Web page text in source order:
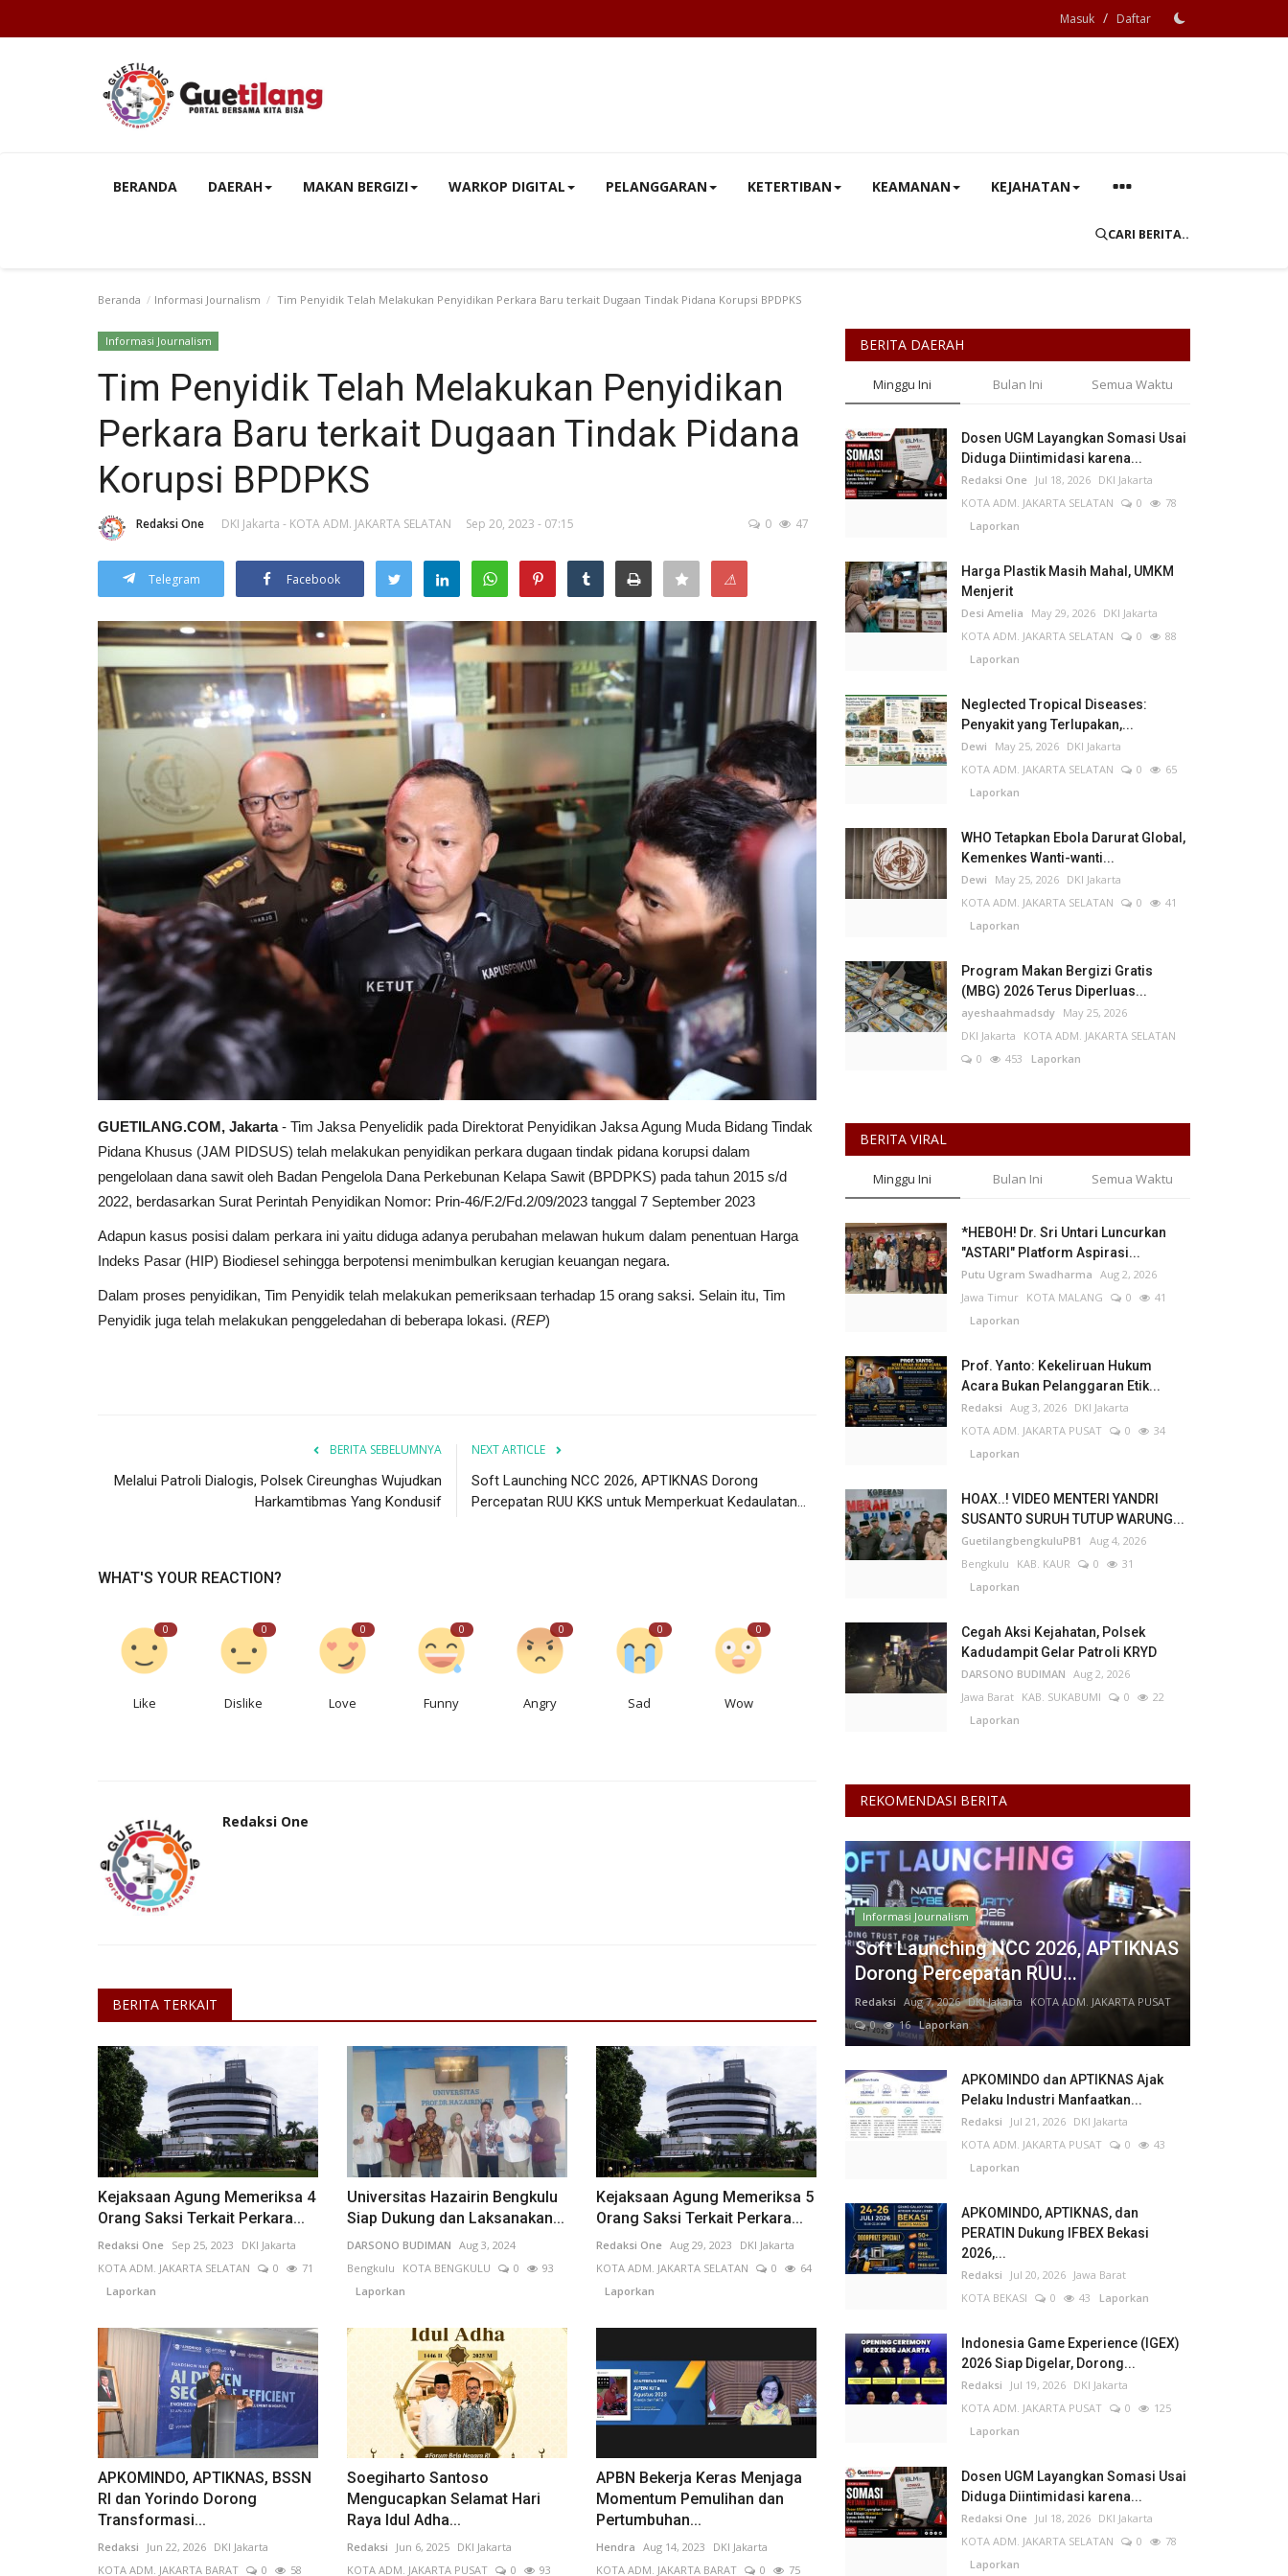
Masuk / Daftar
BERANDA DAERAH MAKAN BERGIZI WARKOP DIGITAL PELANGGARAN KETERTIBAN KEAMANAN KEJAHATAN
CARI BERITA..
Beranda Informasi Journalism Tim Penyidik Telah Melakukan Penyidikan Perkara Baru terkait Dugaan Tindak Pidana Korupsi BPDPKS
Informasi Journalism
Tim Penyidik Telah Melakukan Penyidikan
Perkara Baru terkait Dugaan Tindak Pidana
Korupsi BPDPKS
Redaksi One DKI Jakarta - KOTA ADM. JAKARTA SELATAN Sep 20, 2023 - 07:15 0 47
Telegram Facebook ⚠
GUETILANG.COM, Jakarta- Tim Jaksa Penyelidik pada Direktorat Penyidikan Jaksa Agung Muda Bidang Tindak
Pidana Khusus (JAM PIDSUS) telah melakukan penyidikan perkara dugaan tindak pidana korupsi dalam
pengelolaan dana sawit oleh Badan Pengelola Dana Perkebunan Kelapa Sawit (BPDPKS) pada tahun 2015 s/d
2022, berdasarkan Surat Perintah Penyidikan Nomor: Prin-46/F.2/Fd.2/09/2023 tanggal 7 September 2023
Adapun kasus posisi dalam perkara ini yaitu diduga adanya perubahan melawan hukum dalam penentuan Harga
Indeks Pasar (HIP) Biodiesel sehingga berpotensi menimbulkan kerugian keuangan negara.
Dalam proses penyidikan, Tim Penyidik telah melakukan pemeriksaan terhadap 15 orang saksi. Selain itu, Tim
Penyidik juga telah melakukan penggeledahan di beberapa lokasi. (REP)
BERITA SEBELUMNYA
Melalui Patroli Dialogis, Polsek Cireunghas Wujudkan
Harkamtibmas Yang Kondusif
NEXT ARTICLE
Soft Launching NCC 2026, APTIKNAS Dorong
Percepatan RUU KKS untuk Memperkuat Kedaulatan...
WHAT'S YOUR REACTION?
0
Like
0
Dislike
0
Love
0
Funny
0
Angry
0
Sad
0
Wow
Redaksi One
BERITA TERKAIT
Kejaksaan Agung Memeriksa 4
Orang Saksi Terkait Perkara...
Redaksi One Sep 25, 2023
DKI Jakarta
KOTA ADM. JAKARTA SELATAN
0
71
Laporkan
Universitas Hazairin Bengkulu
Siap Dukung dan Laksanakan...
DARSONO BUDIMAN Aug 3, 2024
Bengkulu
KOTA BENGKULU 0
93
Laporkan
Kejaksaan Agung Memeriksa 5
Orang Saksi Terkait Perkara...
Redaksi One Aug 29, 2023
DKI Jakarta
KOTA ADM. JAKARTA SELATAN
0
64
Laporkan
APKOMINDO, APTIKNAS, BSSN
RI dan Yorindo Dorong
Transformasi...
Redaksi Jun 22, 2026 DKI Jakarta
KOTA ADM. JAKARTA BARAT
0
58
Soegiharto Santoso
Mengucapkan Selamat Hari
Raya Idul Adha...
Redaksi Jun 6, 2025
DKI Jakarta
KOTA ADM. JAKARTA PUSAT
0
93
APBN Bekerja Keras Menjaga
Momentum Pemulihan dan
Pertumbuhan...
Hendra Aug 14, 2023
DKI Jakarta
KOTA ADM. JAKARTA BARAT
0
75
BERITA DAERAH
Minggu Ini Bulan Ini Semua Waktu
Dosen UGM Layangkan Somasi Usai
Diduga Diintimidasi karena...
Redaksi One Jul 18, 2026 DKI Jakarta
KOTA ADM. JAKARTA SELATAN
0
78
Laporkan
Harga Plastik Masih Mahal, UMKM
Menjerit
Desi Amelia May 29, 2026 DKI Jakarta
KOTA ADM. JAKARTA SELATAN
0
88
Laporkan
Neglected Tropical Diseases:
Penyakit yang Terlupakan,...
Dewi May 25, 2026 DKI Jakarta
KOTA ADM. JAKARTA SELATAN
0
65
Laporkan
WHO Tetapkan Ebola Darurat Global,
Kemenkes Wanti-wanti...
Dewi May 25, 2026 DKI Jakarta
KOTA ADM. JAKARTA SELATAN
0
41
Laporkan
Program Makan Bergizi Gratis
(MBG) 2026 Terus Diperluas...
ayeshaahmadsdy May 25, 2026
DKI Jakarta
KOTA ADM. JAKARTA SELATAN
0
453 Laporkan
BERITA VIRAL
Minggu Ini Bulan Ini Semua Waktu
*HEBOH! Dr. Sri Untari Luncurkan
"ASTARI" Platform Aspirasi...
Putu Ugram Swadharma Aug 2, 2026
Jawa Timur KOTA MALANG 0
41
Laporkan
Prof. Yanto: Kekeliruan Hukum
Acara Bukan Pelanggaran Etik...
Redaksi Aug 3, 2026 DKI Jakarta
KOTA ADM. JAKARTA PUSAT
0
34
Laporkan
HOAX..! VIDEO MENTERI YANDRI
SUSANTO SURUH TUTUP WARUNG...
GuetilangbengkuluPB1
Aug 4, 2026
Bengkulu
KAB. KAUR 0
31
Laporkan
Cegah Aksi Kejahatan, Polsek
Kadudampit Gelar Patroli KRYD
DARSONO BUDIMAN Aug 2, 2026
Jawa Barat KAB. SUKABUMI 0
22
Laporkan
REKOMENDASI BERITA
Informasi Journalism
Soft Launching NCC 2026, APTIKNAS
Dorong Percepatan RUU...
Redaksi Aug 7, 2026 DKI Jakarta
KOTA ADM. JAKARTA PUSAT
0
16Laporkan
APKOMINDO dan APTIKNAS Ajak
Pelaku Industri Manfaatkan...
Redaksi Jul 21, 2026 DKI Jakarta
KOTA ADM. JAKARTA PUSAT
0
43
Laporkan
APKOMINDO, APTIKNAS, dan
PERATIN Dukung IFBEX Bekasi
2026,...
Redaksi Jul 20, 2026 Jawa Barat
KOTA BEKASI
0 43 Laporkan
Indonesia Game Experience (IGEX)
2026 Siap Digelar, Dorong...
Redaksi Jul 19, 2026 DKI Jakarta
KOTA ADM. JAKARTA PUSAT
0
125
Laporkan
Dosen UGM Layangkan Somasi Usai
Diduga Diintimidasi karena...
Redaksi One Jul 18, 2026 DKI Jakarta
KOTA ADM. JAKARTA SELATAN
0
78
Laporkan